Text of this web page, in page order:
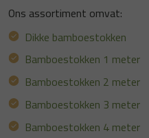
Ons assortiment omvat:
Dikke bamboestokken
Bamboestokken 1 meter
Bamboestokken 2 meter
Bamboestokken 3 meter
Bamboestokken 4 meter